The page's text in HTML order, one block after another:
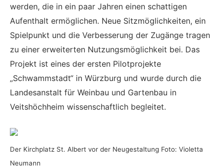
werden, die in ein paar Jahren einen schattigen
Aufenthalt ermöglichen. Neue Sitzmöglichkeiten, ein
Spielpunkt und die Verbesserung der Zugänge tragen
zu einer erweiterten Nutzungsmöglichkeit bei. Das
Projekt ist eines der ersten Pilotprojekte
„Schwammstadt“ in Würzburg und wurde durch die
Landesanstalt für Weinbau und Gartenbau in
Veitshöchheim wissenschaftlich begleitet.
Der Kirchplatz St. Albert vor der Neugestaltung Foto: Violetta
Neumann